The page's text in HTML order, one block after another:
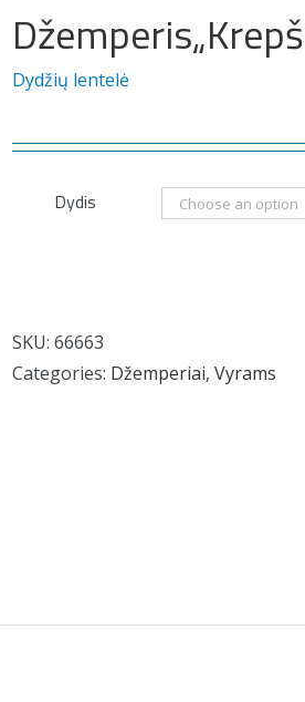
Dydžių lentelė
Dydis
SKU: 66663
Categories: Džemperiai, Vyrams